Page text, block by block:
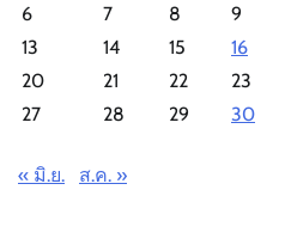
6
7 8 9
13
14 15 16
20
21 22 23
27
28 29 30
« มิ.ย. ส.ค. »